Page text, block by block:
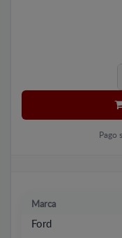
Pago
Marca
Ford